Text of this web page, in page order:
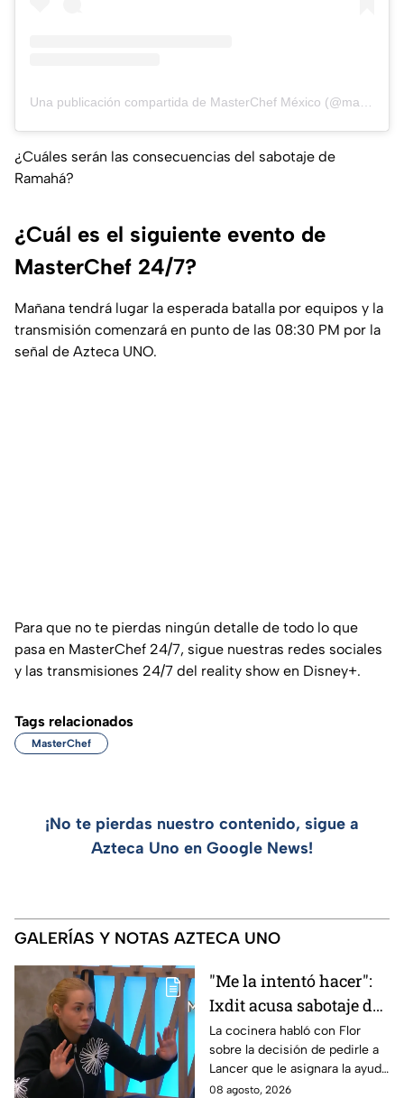
Una publicación compartida de MasterChef México (@masterchefmx)
¿Cuáles serán las consecuencias del sabotaje de
Ramahá?
¿Cuál es el siguiente evento de
MasterChef 24/7?
Mañana tendrá lugar la esperada batalla por equipos y la
transmisión comenzará en punto de las 08:30 PM por la
señal de Azteca UNO.
Para que no te pierdas ningún detalle de todo lo que
pasa en MasterChef 24/7, sigue nuestras redes sociales
y las transmisiones 24/7 del reality show en Disney+.
Tags relacionados
MasterChef
¡No te pierdas nuestro contenido, sigue a
Azteca Uno en Google News!
GALERÍAS Y NOTAS AZTECA UNO
"Me la intentó hacer":
Ixdit acusa sabotaje de
Ramahá en la pasada
gala de salvación de
MasterChef 24/7
La cocinera habló con Flor
sobre la decisión de pedirle a
Lancer que le asignara la ayuda
de Ramahá y no la de Daniela
08 agosto, 2026